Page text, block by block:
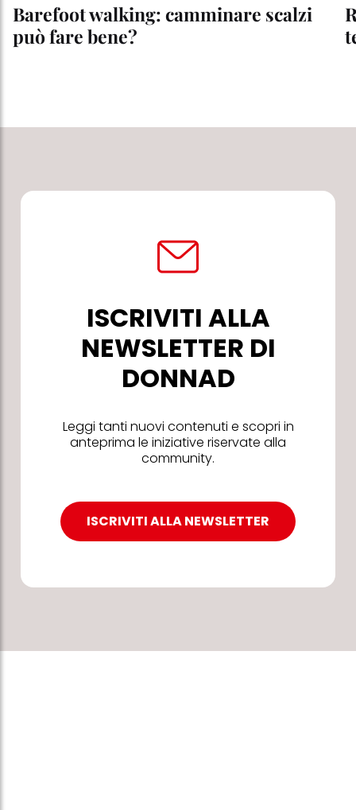
Barefoot walking: camminare scalzi
può fare bene?
ISCRIVITI ALLA
NEWSLETTER DI
DONNAD
Leggi tanti nuovi contenuti e scopri in
anteprima le iniziative riservate alla
community.
ISCRIVITI ALLA NEWSLETTER